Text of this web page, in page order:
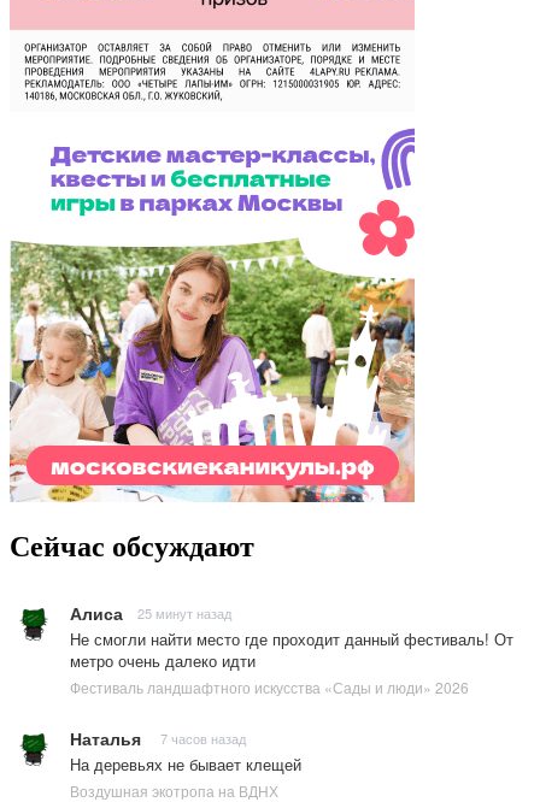
Сейчас обсуждают
Алиса 25 минут назад
Не смогли найти место где проходит данный фестиваль! От
метро очень далеко идти
Фестиваль ландшафтного искусства «Сады и люди» 2026
Наталья 7 часов назад
На деревьях не бывает клещей
Воздушная экотропа на ВДНХ